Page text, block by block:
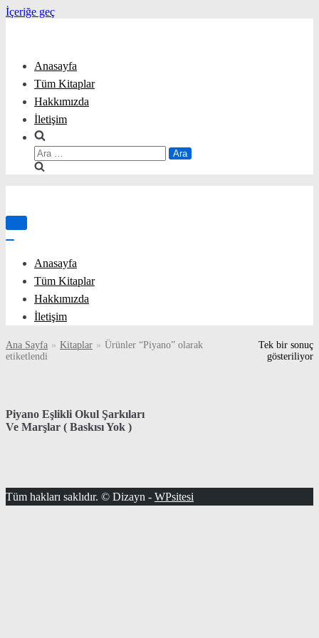
İçeriğe geç
Anasayfa
Tüm Kitaplar
Hakkımızda
İletişim
Arama:
Menüyü
Anasayfa
Tüm Kitaplar
Hakkımızda
İletişim
Ana Sayfa » Kitaplar » Ürünler “Piyano” olarak
etiketlendi
Tek bir sonuç
gösteriliyor
Piyano Eşlikli Okul Şarkıları
Ve Marşlar ( Baskısı Yok )
Tüm hakları saklıdır. © Dizayn - WPsitesi